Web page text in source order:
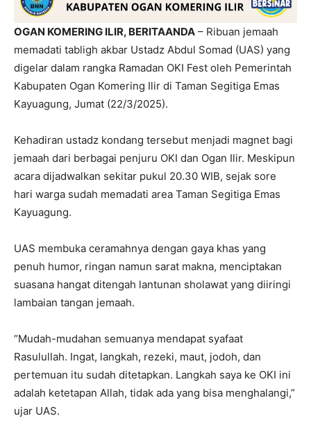
OGAN KOMERING ILIR, BERITAANDA – Ribuan jemaah
memadati tabligh akbar Ustadz Abdul Somad (UAS) yang
digelar dalam rangka Ramadan OKI Fest oleh Pemerintah
Kabupaten Ogan Komering Ilir di Taman Segitiga Emas
Kayuagung, Jumat (22/3/2025).
Kehadiran ustadz kondang tersebut menjadi magnet bagi
jemaah dari berbagai penjuru OKI dan Ogan Ilir. Meskipun
acara dijadwalkan sekitar pukul 20.30 WIB, sejak sore
hari warga sudah memadati area Taman Segitiga Emas
Kayuagung.
UAS membuka ceramahnya dengan gaya khas yang
penuh humor, ringan namun sarat makna, menciptakan
suasana hangat ditengah lantunan sholawat yang diiringi
lambaian tangan jemaah.
“Mudah-mudahan semuanya mendapat syafaat
Rasulullah. Ingat, langkah, rezeki, maut, jodoh, dan
pertemuan itu sudah ditetapkan. Langkah saya ke OKI ini
adalah ketetapan Allah, tidak ada yang bisa menghalangi,”
ujar UAS.